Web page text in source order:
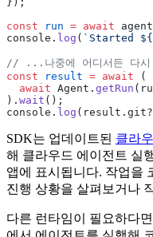
const run = await
console. log ( `Started ${
// ...나중에 어디서든 다시
const result = await (
  await
Agent. getRun
). wait ();
console. log
SDK는 업데이트된 클라
해 클라우드 에이전트 실
앱에 표시됩니다. 작업을
진행 상황을 살펴보거나
다른 런타임이 필요하다